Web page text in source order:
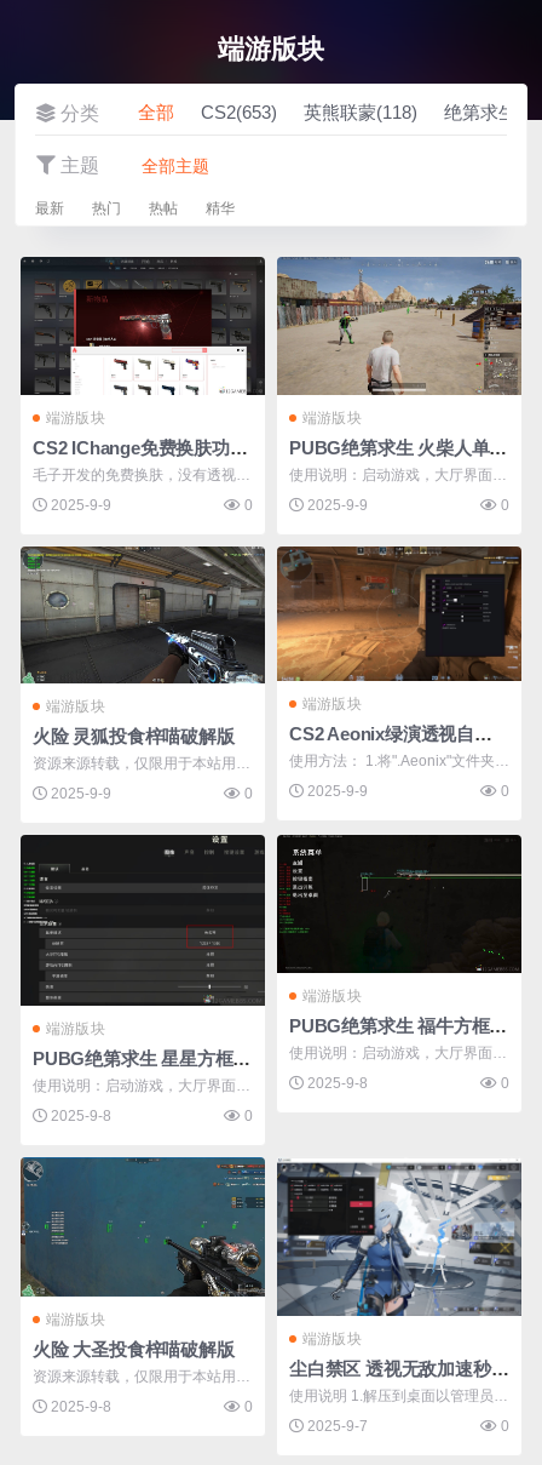
端游版块
分类 全部 CS2(653) 英熊联蒙(118) 绝第求生
主题 全部主题
最新 热门 热帖 精华
端游版块
CS2 IChange免费换肤功能多样（云更新）
毛子开发的免费换肤，没有透视自
瞄等功能。 支持开箱，挂件，贴
（仅本地可见） 注入后按Insert键
显示菜单 需要把游戏语言改为英
文等其他语言（否则界面可能会乱
码，但不影响正常使 ...
2025-9-9 0
端游版块
PUBG绝第求生 火柴人单骨骼透视破解版
使用说明：启动游戏，大厅界面管
理员身份运行软件！（如软件运行
2025-9-9 0
端游版块
火险 灵狐投食梓喵破解版
资源来源转载，仅限用于本站用户
小范围内逆向学习和研究目的，不
则，一切后果请用户自负。您必须
在下载后的24个小时之内，从您的
电脑或手机中彻底删除该资源！ ...
2025-9-9 0
端游版块
CS2 Aeonix绿演透视自瞄免费辅助
使用方法： 1.将".Aeonix"文件夹解
压到"文档"目录【不解压到"文
【PS.游戏不能设置成全屏】 3.运
行作弊
2025-9-9 0
端游版块
PUBG绝第求生 星星方框骨骼透视自瞄破解版
使用说明：启动游戏，大厅界面管
理员身份运行软件！（有问题请在
会禁言！）
2025-9-8 0
端游版块
PUBG绝第求生 福牛方框骨骼透视自瞄调破解版
使用说明：启动游戏，大厅界面管
理员身份运行软件！（有问题请在
2025-9-8 0
端游版块
火险 大圣投食梓喵破解版
资源来源转载，仅限用于本站用户
小范围内逆向学习和研究目的，不
2025-9-8 0
端游版块
尘白禁区 透视无敌加速秒杀多功能辅助v3.1.155
使用说明 1.解压到桌面以管理员方
式运行Launcher.exe 2.选择游戏
2025-9-7 0